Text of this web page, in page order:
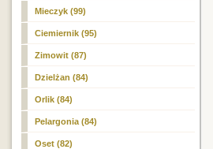
Mieczyk (99)
Ciemiernik (95)
Zimowit (87)
Dzielżan (84)
Orlik (84)
Pelargonia (84)
Oset (82)